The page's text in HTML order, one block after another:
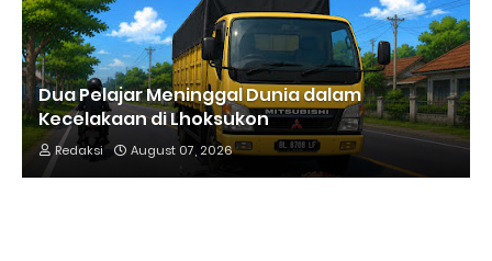
Dua Pelajar Meninggal Dunia dalam
Kecelakaan di Lhoksukon
Redaksi August 07, 2026